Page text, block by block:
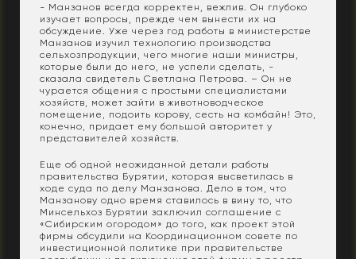
- Манзанов всегда корректен, вежлив. Он глубоко
изучает вопросы, прежде чем вынести их на
обсуждение. Уже через год работы в министерстве
Манзанов изучил технологию производства
сельхозпродукции, чего многие наши министры,
которые были до него, не успели сделать, -
сказала свидетель Светлана Петрова. – Он не
чурается общения с простыми специалистами
хозяйств, может зайти в животноводческое
помещение, подоить корову, сесть на комбайн! Это,
конечно, придает ему большой авторитет у
представителей хозяйств.
Еще об одной неожиданной детали работы
правительства Бурятии, которая высветилась в
ходе суда по делу Манзанова. Дело в том, что
Манзанову одно время ставилось в вину то, что
Минсельхоз Бурятии заключил соглашение с
«Сибирским огородом» до того, как проект этой
фирмы обсудили на Координационном совете по
инвестиционной политике при правительстве